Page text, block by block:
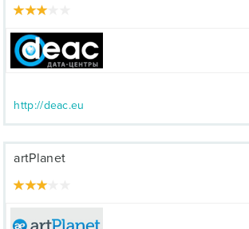
http://deac.eu
artPlanet